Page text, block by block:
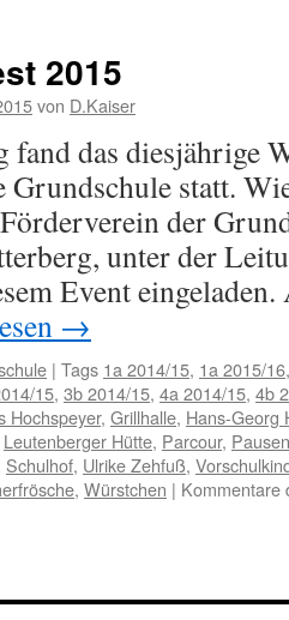
2015
von D.Kaiser
fand das diesjährige
statt.
der
unter der
Event
→
| Tags 1a 2014/15, 1a 2015/16
15, 3b 2014/15, 4a 2014/15, 4b
Hochspeyer, Grillhalle, Hans-Georg
Leutenberger Hütte, Parcour,
Schulhof, Ulrike Zehfuß,
, Würstchen | Kommentare